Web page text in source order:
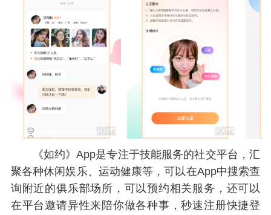
《如约》App是专注于技能服务的社交平台，汇
聚各种休闲娱乐、运动健康等，可以在App中搜索查
询附近的俱乐部场所，可以预约相关服务，还可以
在平台邀请异性来陪你做各种事，秒速注册快捷登